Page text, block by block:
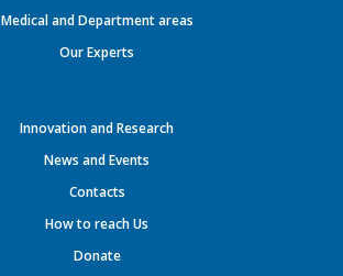
Medical and Department areas
Our Experts
Innovation and Research
News and Events
Contacts
How to reach Us
Donate